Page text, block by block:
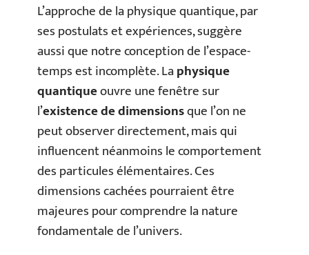
L’approche de la physique quantique, par
ses postulats et expériences, suggère
aussi que notre conception de l’espace-
temps est incomplète. Laphysique
quantiqueouvre une fenêtre sur
l’existence de dimensionsque l’on ne
peut observer directement, mais qui
influencent néanmoins le comportement
des particules élémentaires. Ces
dimensions cachées pourraient être
majeures pour comprendre la nature
fondamentale de l’univers.